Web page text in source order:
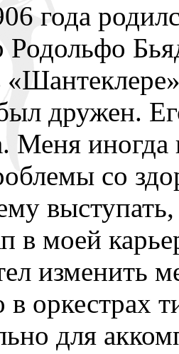
года
Родольфо
дружен.
Меня иногда
со
в моей
изменить
в оркестрах
для